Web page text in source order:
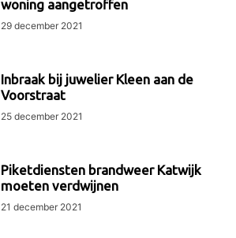
woning aangetroffen
29 december 2021
Inbraak bij juwelier Kleen aan de
Voorstraat
25 december 2021
Piketdiensten brandweer Katwijk
moeten verdwijnen
21 december 2021